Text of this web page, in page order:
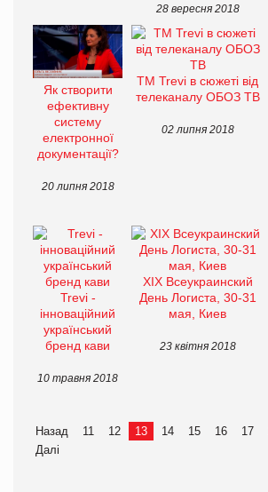
28 вересня 2018
Як створити
ефективну
систему
електронної
документації?
20 липня 2018
ТМ Trevi в сюжеті від
телеканалу ОБОЗ ТВ
02 липня 2018
Trevi -
інноваційний
український
бренд кави
10 травня 2018
XIX Всеукраинский
День Логиста, 30-31
мая, Киев
23 квітня 2018
Назад 11 12 13 14 15 16 17
Далі